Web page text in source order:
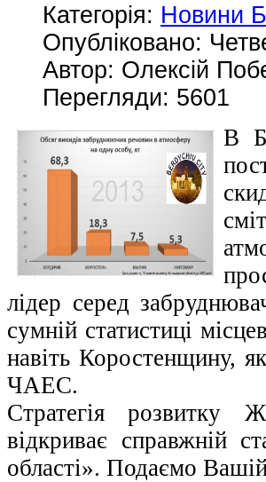
Категорія: Новини
Опубліковано:
Автор: Олексій
Перегляди: 5601
В
лідер серед
сумній статистиці
навіть Коростенщину,
ЧАЕС.
Стратегія розвитку
відкриває справжній
області». Подаємо Вашій